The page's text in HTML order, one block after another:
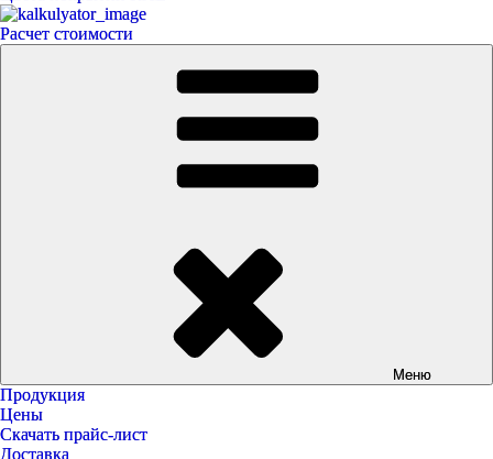
Расчет стоимости
Меню
Продукция
Цены
Скачать прайс-лист
Доставка